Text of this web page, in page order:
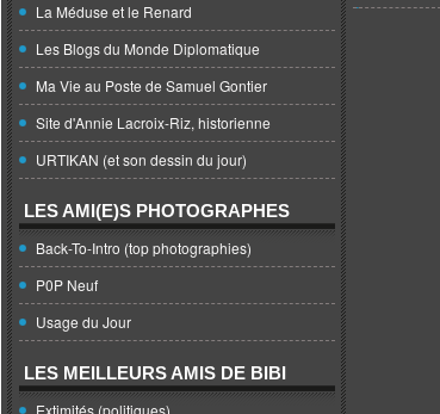
La Méduse et le Renard
Les Blogs du Monde Diplomatique
Ma Vie au Poste de Samuel Gontier
Site d'Annie Lacroix-Riz, historienne
URTIKAN (et son dessin du jour)
LES AMI(E)S PHOTOGRAPHES
Back-To-Intro (top photographies)
P0P Neuf
Usage du Jour
LES MEILLEURS AMIS DE BIBI
Extimités (politiques)